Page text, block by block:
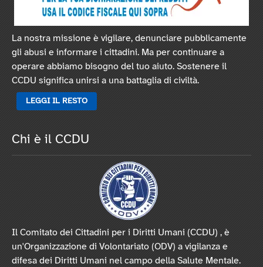
La nostra missione è vigilare, denunciare pubblicamente
gli abusi e informare i cittadini. Ma per continuare a
operare abbiamo bisogno del tuo aiuto. Sostenere il
CCDU significa unirsi a una battaglia di civiltà.
LEGGI IL RESTO
Chi è il CCDU
Il Comitato dei Cittadini per i Diritti Umani (CCDU) , è
un'Organizzazione di Volontariato (ODV) a vigilanza e
difesa dei Diritti Umani nel campo della Salute Mentale.